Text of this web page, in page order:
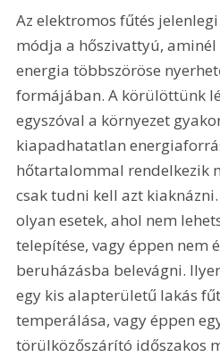
Az elektromos fűtés
módja a hőszivattyú,
energia többszöröse
formájában. A körülöttünk
egyszóval a környezet
kiapadhatatlan
hőtartalommal rendelkezik
csak tudni kell azt
olyan esetek, ahol nem
telepítése, vagy éppen nem
beruházásba belevágni.
egy kis alapterületű lakás
temperálása, vagy éppen
törülközőszárító időszakos